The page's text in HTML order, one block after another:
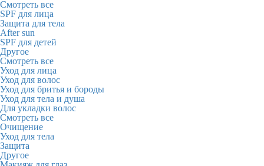
Смотреть все
SPF для лица
Защита для тела
After sun
SPF для детей
Другое
Смотреть все
Уход для лица
Уход для волос
Уход для бритья и бороды
Уход для тела и душа
Для укладки волос
Смотреть все
Очищение
Уход для тела
Защита
Другое